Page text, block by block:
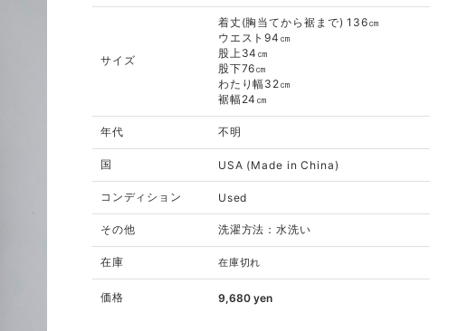
サイズ
着丈(胸当てから裾まで) 136㎝
ウエスト94㎝
股上34㎝
股下76㎝
わたり幅32㎝
裾幅24㎝
年代 不明
国 USA (Made in China)
コンディション Used
その他 洗濯方法：水洗い
在庫 在庫切れ
価格 9,680 yen